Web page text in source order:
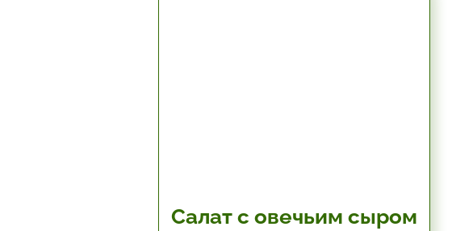
Салат с овечьим сыром